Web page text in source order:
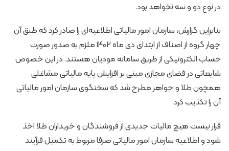
در نوع دو و سه نخواهد بود.
بنابراین گزارش، سازمان امور مالیاتی اطلاعیه‌ای را صادر کرد که طبق آن
چهار گروه از اصناف از ابتدای دی ماه ۱۴۰۲ ملزم به صدور صورت
حساب الکترونیکی از طریق سامانه مودیان هستند. در این خصوص
شایعاتی در فضای مجازی مبنی بر افزایش پایه مالیاتی مشاغلی
همچون طلا و جواهر مطرح شد که سخنگوی سازمان امور مالیاتی
آن را تکذیب کرد.
قرار نیست هیچ مالیات جدیدی از فروشندگان و خریداران طلا اخذ
شود و اطلاعیه سازمان امور مالیاتی صرفا مربوط به تکمیل فرآیند